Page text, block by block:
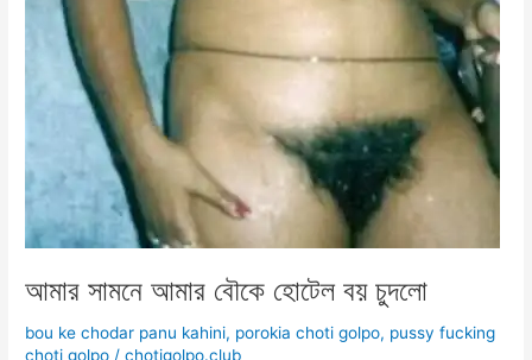
আমার সামনে আমার বৌকে হোটেল বয় চুদলো
bou ke chodar panu kahini, porokia choti golpo, pussy fucking
choti golpo /chotigolpo.club